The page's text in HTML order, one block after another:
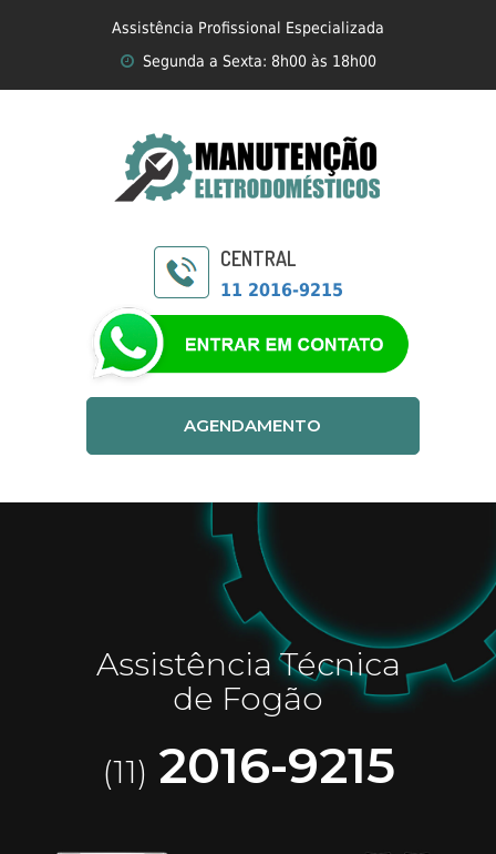
Assistência Profissional Especializada
Segunda a Sexta: 8h00 às 18h00
CENTRAL
11 2016-9215
AGENDAMENTO
Assistência Técnica
de Fogão
(11) 2016-9215